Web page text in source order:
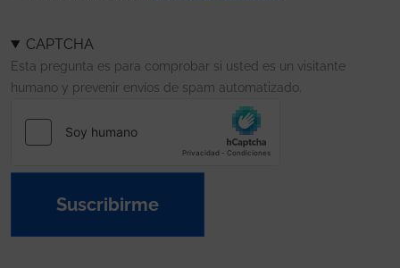
CAPTCHA
Esta pregunta es para comprobar si usted es un visitante
humano y prevenir envíos de spam automatizado.
Suscribirme